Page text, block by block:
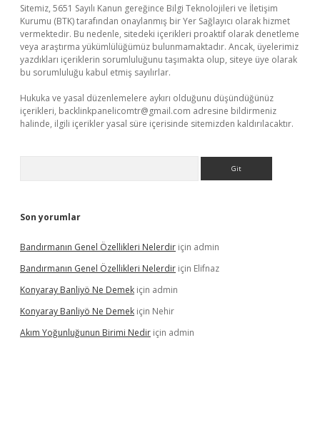
Sitemiz, 5651 Sayılı Kanun gereğince Bilgi Teknolojileri ve İletişim
Kurumu (BTK) tarafından onaylanmış bir Yer Sağlayıcı olarak hizmet
vermektedir. Bu nedenle, sitedeki içerikleri proaktif olarak denetleme
veya araştırma yükümlülüğümüz bulunmamaktadır. Ancak, üyelerimiz
yazdıkları içeriklerin sorumluluğunu taşımakta olup, siteye üye olarak
bu sorumluluğu kabul etmiş sayılırlar.
Hukuka ve yasal düzenlemelere aykırı olduğunu düşündüğünüz
içerikleri, backlinkpanelicomtr@gmail.com adresine bildirmeniz
halinde, ilgili içerikler yasal süre içerisinde sitemizden kaldırılacaktır.
Son yorumlar
Bandırmanın Genel Özellikleri Nelerdir için admin
Bandırmanın Genel Özellikleri Nelerdir için Elifnaz
Konyaray Banliyö Ne Demek için admin
Konyaray Banliyö Ne Demek için Nehir
Akım Yoğunluğunun Birimi Nedir için admin